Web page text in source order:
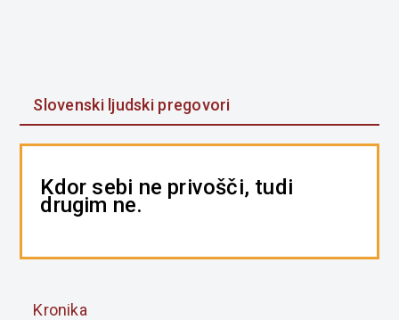
Slovenski ljudski pregovori
Kdor sebi ne privošči, tudi
drugim ne.
Kronika